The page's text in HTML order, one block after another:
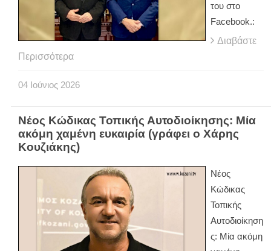
του στο
Facebook.:
Διαβάστε
Περισσότερα
04 Ιούνιος 2026
Νέος Κώδικας Τοπικής Αυτοδιοίκησης: Μία
ακόμη χαμένη ευκαιρία (γράφει ο Χάρης
Κουζιάκης)
Νέος
Κώδικας
Τοπικής
Αυτοδιοίκηση
ς: Μία ακόμη